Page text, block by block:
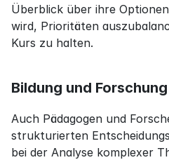
Überblick über ihre
wird, Prioritäten
Kurs zu halten.
Bildung und Forschung
Auch Pädagogen und
strukturierten
bei der Analyse komplexer